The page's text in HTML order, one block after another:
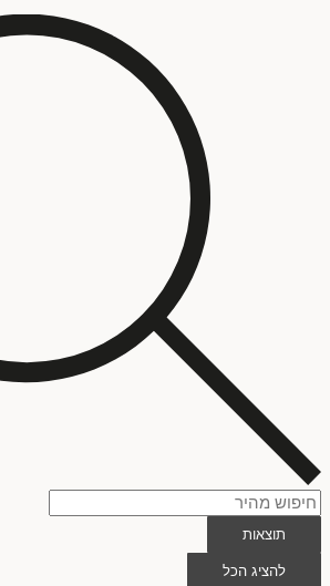
תוצאות
להציג הכל